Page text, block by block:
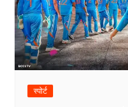
स्पोर्ट